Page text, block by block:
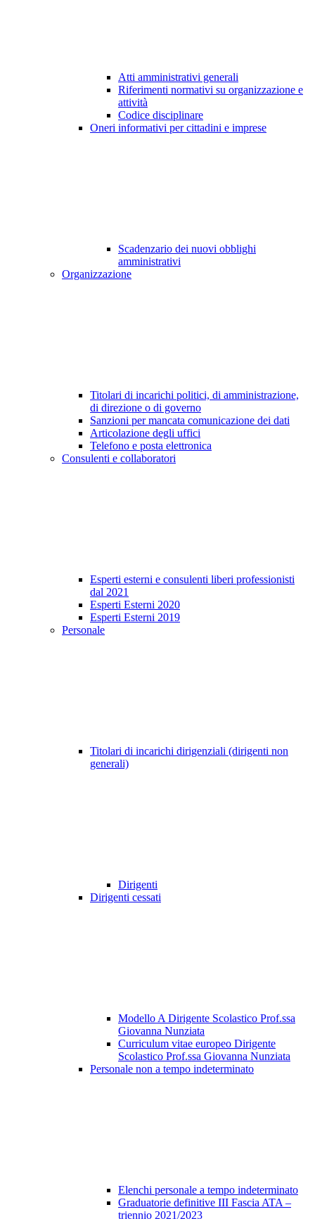
Atti amministrativi generali
Riferimenti normativi su organizzazione e
attività
Codice disciplinare
Oneri informativi per cittadini e imprese
Scadenzario dei nuovi obblighi
amministrativi
Organizzazione
Titolari di incarichi politici, di amministrazione,
di direzione o di governo
Sanzioni per mancata comunicazione dei dati
Articolazione degli uffici
Telefono e posta elettronica
Consulenti e collaboratori
Esperti esterni e consulenti liberi professionisti
dal 2021
Esperti Esterni 2020
Esperti Esterni 2019
Personale
Titolari di incarichi dirigenziali (dirigenti non
generali)
Dirigenti
Dirigenti cessati
Modello A Dirigente Scolastico Prof.ssa
Giovanna Nunziata
Curriculum vitae europeo Dirigente
Scolastico Prof.ssa Giovanna Nunziata
Personale non a tempo indeterminato
Elenchi personale a tempo indeterminato
Graduatorie definitive III Fascia ATA –
triennio 2021/2023